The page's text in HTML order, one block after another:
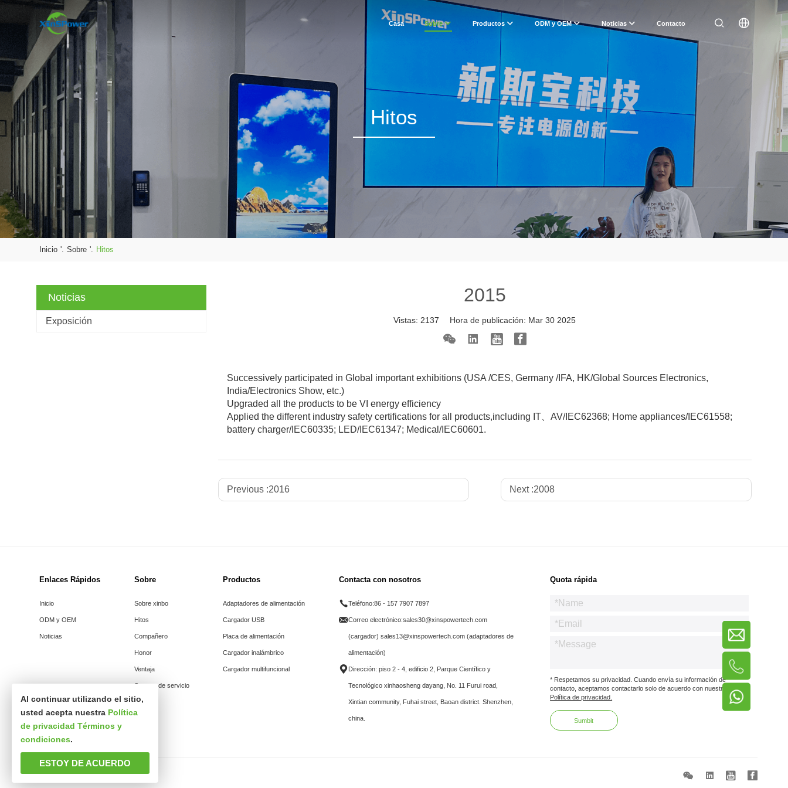
Casa Sobre Productos ODM y OEM Noticias Contacto
Hitos
Inicio '. Sobre '. Hitos
Noticias
Exposición
2015
Vistas: 2137 Hora de publicación: Mar 30 2025
Successively participated in Global important exhibitions (USA /CES, Germany /IFA, HK/Global Sources Electronics,
India/Electronics Show, etc.)
Upgraded all the products to be VI energy efficiency
Applied the different industry safety certifications for all products,including IT、AV/IEC62368; Home appliances/IEC61558;
battery charger/IEC60335; LED/IEC61347; Medical/IEC60601.
Previous :2016 Next :2008
Enlaces Rápidos
Inicio
ODM y OEM
Noticias
Sobre
Sobre xinbo
Hitos
Compañero
Honor
Ventaja
Soporte de servicio
Productos
Adaptadores de alimentación
Cargador USB
Placa de alimentación
Cargador inalámbrico
Cargador multifuncional
Contacta con nosotros
Teléfono:86 - 157 7907 7897
Correo electrónico:sales30@xinspowertech.com
(cargador) sales13@xinspowertech.com (adaptadores de
alimentación)
Dirección: piso 2 - 4, edificio 2, Parque Científico y
Tecnológico xinhaosheng dayang, No. 11 Furui road,
Xintian community, Fuhai street, Baoan district. Shenzhen,
china.
Quota rápida
* Respetamos su privacidad. Cuando envía su información de
contacto, aceptamos contactarlo solo de acuerdo con nuestra
Política de privacidad.
Al continuar utilizando el sitio,
usted acepta nuestra Política
de privacidad Términos y
condiciones.
ESTOY DE ACUERDO